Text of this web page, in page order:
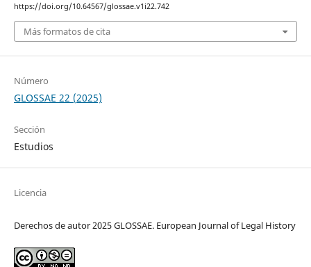
https://doi.org/10.64567/glossae.v1i22.742
Más formatos de cita
Número
GLOSSAE 22 (2025)
Sección
Estudios
Licencia
Derechos de autor 2025 GLOSSAE. European Journal of Legal History